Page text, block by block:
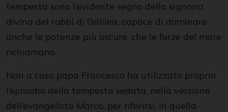
tempesta sono l’evidente segno della signoria
divina del rabbì di Galilea, capace di dominare
anche le potenze più oscure, che le forze del mare
richiamano.
Non a caso papa Francesco ha utilizzato proprio
l’episodio della tempesta sedata, nella versione
dell’evangelista Marco, per riferirsi, in quella